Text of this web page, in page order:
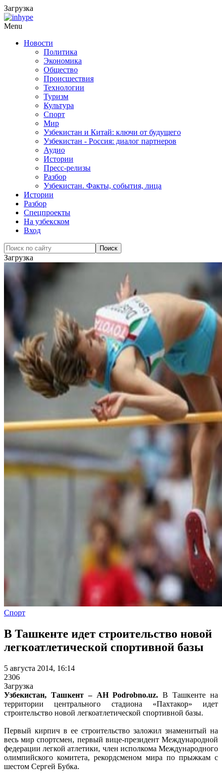
Загрузка
Menu
Новости
Политика
Экономика
Общество
Происшествия
Технологии
Туризм
Культура
Спорт
Мир
Узбекистан и Китай: ключи от будущего
Узбекистан - Россия: диалог партнеров
Аудио
Истории
Пресс-релизы
Разбор
Узбекистан. Факты, события, лица
Истории
Разбор
Спецпроекты
На узбекском
Вход
Загрузка
Спорт
В Ташкенте идет строительство новой
легкоатлетической спортивной базы
5 августа 2014, 16:14
2306
Загрузка
Узбекистан, Ташкент – АН Podrobno.uz.В Ташкенте на
территории центрального стадиона «Пахтакор» идет
строительство новой легкоатлетической спортивной базы.
Первый кирпич в ее строительство заложил знаменитый на
весь мир спортсмен, первый вице-президент Международной
федерации легкой атлетики, член исполкома Международного
олимпийского комитета, рекордсменом мира по прыжкам с
шестом Сергей Бубка.